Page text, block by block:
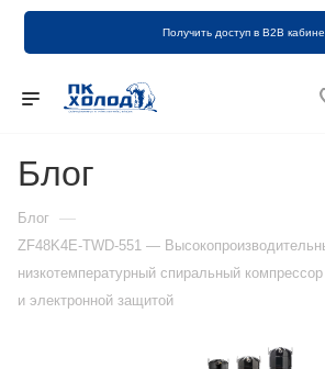
Получить доступ в B2B
Блог
Блог —
ZF48K4E-TWD-551 —
низкотемпературный спиральный
и электронной защитой